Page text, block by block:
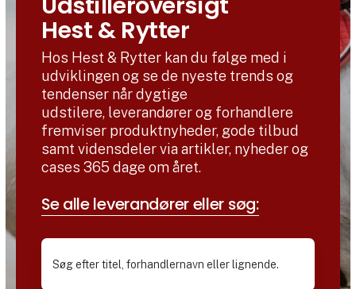
Hest & Rytter
Hos Hest & Rytter kan du følge med i
udviklingen og se de nyeste trends og
tendenser når dygtige
udstilere, leverandører og forhandlere
fremviser produktnyheder, gode tilbud
samt vidensdeler via artikler, nyheder og
cases 365 dage om året.
Se alle leverandører eller søg: